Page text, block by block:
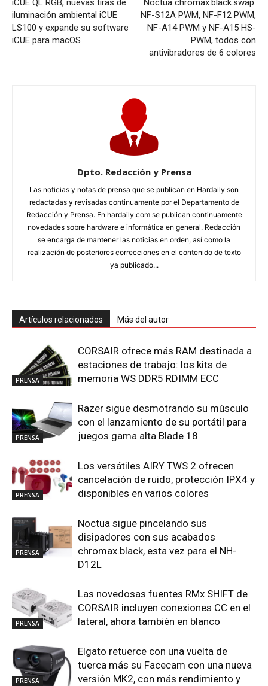
iCUE QL RGB, nuevas tiras de
iluminación ambiental iCUE
LS100 y expande su software
iCUE para macOS
Noctua chromax.black.swap:
NF-S12A PWM, NF-F12 PWM,
NF-A14 PWM y NF-A15 HS-
PWM, todos con
antivibradores de 6 colores
Dpto. Redacción y Prensa
Las noticias y notas de prensa que se publican en Hardaily son
redactadas y revisadas continuamente por el Departamento de
Redacción y Prensa. En hardaily.com se publican continuamente
novedades sobre hardware e informática en general. Redacción
se encarga de mantener las noticias en orden, así como la
realización de posteriores correcciones en el contenido de texto
ya publicado...
Artículos relacionados Más del autor
PRENSA
CORSAIR ofrece más RAM destinada a
estaciones de trabajo: los kits de
memoria WS DDR5 RDIMM ECC
PRENSA
Razer sigue desmotrando su músculo
con el lanzamiento de su portátil para
juegos gama alta Blade 18
PRENSA
Los versátiles AIRY TWS 2 ofrecen
cancelación de ruido, protección IPX4 y
disponibles en varios colores
PRENSA
Noctua sigue pincelando sus
disipadores con sus acabados
chromax.black, esta vez para el NH-
D12L
PRENSA
Las novedosas fuentes RMx SHIFT de
CORSAIR incluyen conexiones CC en el
lateral, ahora también en blanco
PRENSA
Elgato retuerce con una vuelta de
tuerca más su Facecam con una nueva
versión MK2, con más rendimiento y